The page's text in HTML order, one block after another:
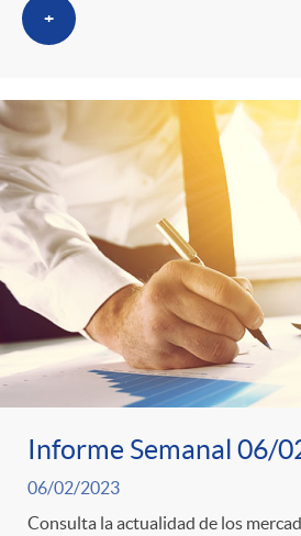
+
Informe Semanal 06/
06/02/2023
Consulta la actualidad de los